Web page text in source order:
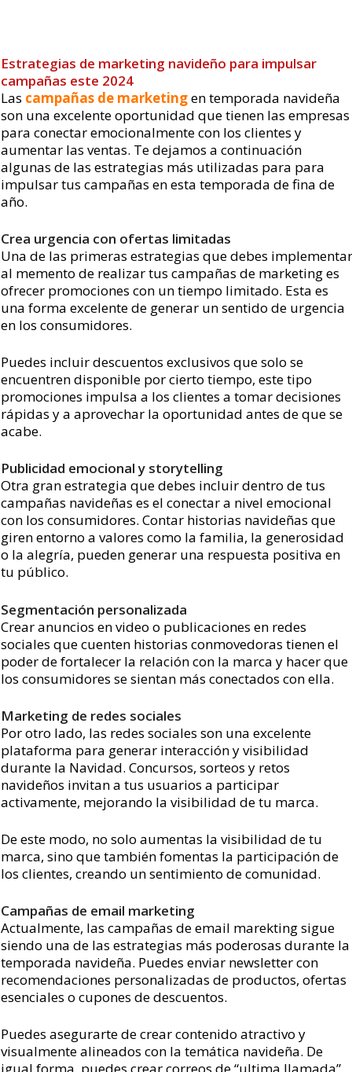
Estrategias de marketing navideño para impulsar
campañas este 2024
Las campañas de marketingen temporada navideña
son una excelente oportunidad que tienen las empresas
para conectar emocionalmente con los clientes y
aumentar las ventas. Te dejamos a continuación
algunas de las estrategias más utilizadas para para
impulsar tus campañas en esta temporada de fina de
año.
Crea urgencia con ofertas limitadas
Una de las primeras estrategias que debes implementar
al memento de realizar tus campañas de marketing es
ofrecer promociones con un tiempo limitado. Esta es
una forma excelente de generar un sentido de urgencia
en los consumidores.
Puedes incluir descuentos exclusivos que solo se
encuentren disponible por cierto tiempo, este tipo
promociones impulsa a los clientes a tomar decisiones
rápidas y a aprovechar la oportunidad antes de que se
acabe.
Publicidad emocional y storytelling
Otra gran estrategia que debes incluir dentro de tus
campañas navideñas es el conectar a nivel emocional
con los consumidores. Contar historias navideñas que
giren entorno a valores como la familia, la generosidad
o la alegría, pueden generar una respuesta positiva en
tu público.
Segmentación personalizada
Crear anuncios en video o publicaciones en redes
sociales que cuenten historias conmovedoras tienen el
poder de fortalecer la relación con la marca y hacer que
los consumidores se sientan más conectados con ella.
Marketing de redes sociales
Por otro lado, las redes sociales son una excelente
plataforma para generar interacción y visibilidad
durante la Navidad. Concursos, sorteos y retos
navideños invitan a tus usuarios a participar
activamente, mejorando la visibilidad de tu marca.
De este modo, no solo aumentas la visibilidad de tu
marca, sino que también fomentas la participación de
los clientes, creando un sentimiento de comunidad.
Campañas de email marketing
Actualmente, las campañas de email marekting sigue
siendo una de las estrategias más poderosas durante la
temporada navideña. Puedes enviar newsletter con
recomendaciones personalizadas de productos, ofertas
esenciales o cupones de descuentos.
Puedes asegurarte de crear contenido atractivo y
visualmente alineados con la temática navideña. De